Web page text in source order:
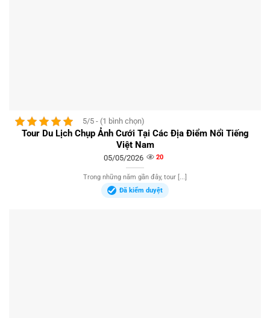
5/5 - (1 bình chọn)
Tour Du Lịch Chụp Ảnh Cưới Tại Các Địa Điểm Nổi Tiếng
Việt Nam
05/05/2026 20
Trong những năm gần đây, tour [...]
Đã kiểm duyệt